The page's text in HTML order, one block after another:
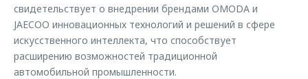
свидетельствует о внедрении брендами OMODA и
JAECOO инновационных технологий и решений в сфере
искусственного интеллекта, что способствует
расширению возможностей традиционной
автомобильной промышленности.